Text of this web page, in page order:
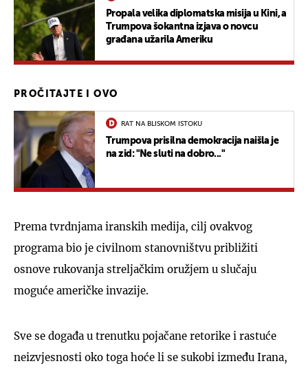
Propala velika diplomatska misija u Kini, a
Trumpova šokantna izjava o novcu
građana užarila Ameriku
PROČITAJTE I OVO
RAT NA BLISKOM ISTOKU
Trumpova prisilna demokracija naišla je
na zid: "Ne sluti na dobro..."
Prema tvrdnjama iranskih medija, cilj ovakvog
programa bio je civilnom stanovništvu približiti
osnove rukovanja streljačkim oružjem u slučaju
moguće američke invazije.
Sve se događa u trenutku pojačane retorike i rastuće
neizvjesnosti oko toga hoće li se sukobi između Irana,